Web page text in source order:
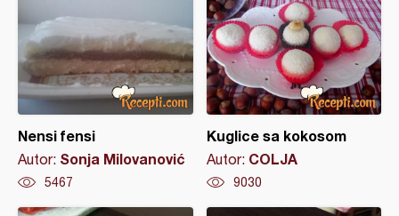
Nensi fensi
Autor: Sonja Milovanović
5467
Kuglice sa kokosom
Autor: COLJA
9030